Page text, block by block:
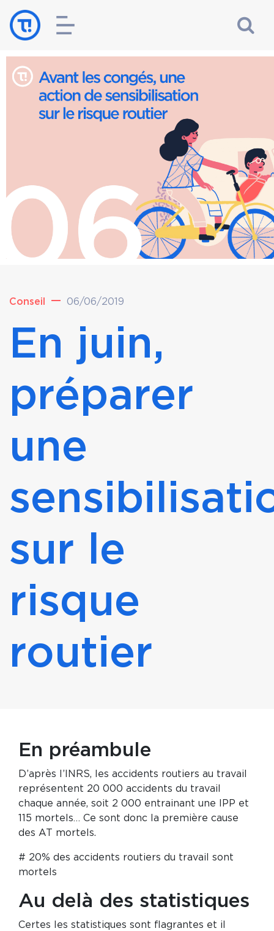
Conseil 06/06/2019
En juin,
préparer
une
sur le
risque
routier
En préambule
D’après l’INRS, les accidents routiers au travail
représentent 20 000 accidents du travail
chaque année, soit 2 000 entrainant une IPP et
115 mortels… Ce sont donc la première cause
des AT mortels.
# 20% des accidents routiers du travail sont
mortels
Au delà des statistiques
Certes les statistiques sont flagrantes et il